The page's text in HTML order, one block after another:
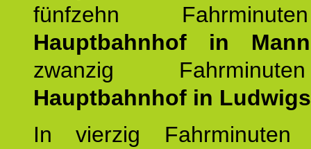
fünfzehn
Hauptbahnhof in
zwanzig
Hauptbahnhof in
In vierzig Fahrminuten